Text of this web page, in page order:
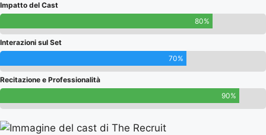
Impatto del Cast
80%
Interazioni sul Set
70%
Recitazione e Professionalità
90%